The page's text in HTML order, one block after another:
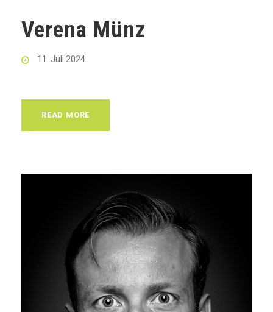
Verena Münz
11. Juli 2024
READ MORE